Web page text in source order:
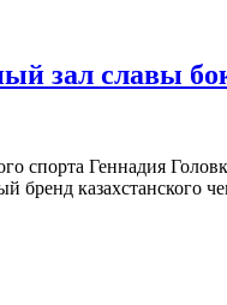
зал славы
спорта Геннадия
бренд казахстанского